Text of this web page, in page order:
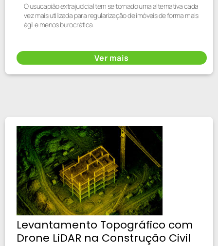
O usucapião extrajudicial tem se tornado uma alternativa cada
vez mais utilizada para regularização de imóveis de forma mais
ágil e menos burocrática.
Ver mais
Levantamento Topográfico com
Drone LiDAR na Construção Civil